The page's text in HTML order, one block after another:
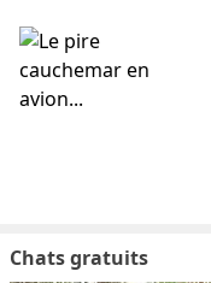
Chats gratuits